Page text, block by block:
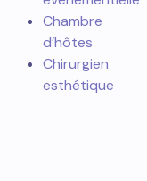
Chambre
d’hôtes
Chirurgien
esthétique